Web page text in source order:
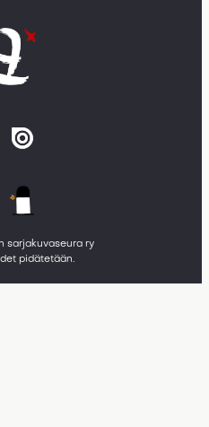
sarjakuvaseura ry
pidätetään.